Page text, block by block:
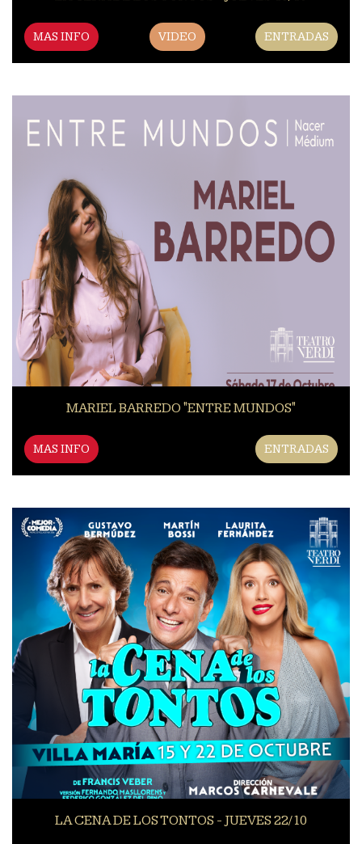
MAS INFO VIDEO ENTRADAS
MARIEL BARREDO "ENTRE MUNDOS"
MAS INFO ENTRADAS
LA CENA DE LOS TONTOS - JUEVES 22/10